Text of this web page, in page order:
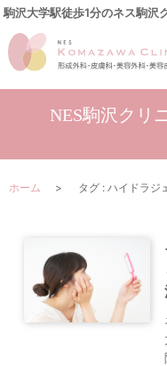
駒沢大学駅徒歩1分のネス駒沢
NES駒沢クリ
ホーム タグ : ハイドラジ